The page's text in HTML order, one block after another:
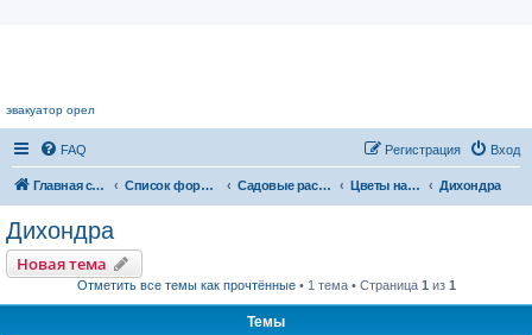
эвакуатор орел
FAQ Вход
Регистрация
Главная страница Список форумов Садовые растения Цветы нашего сада Дихондра
Дихондра
Новая тема
Отметить все темы как прочтённые• 1 тема • Страница 1 из 1
Темы